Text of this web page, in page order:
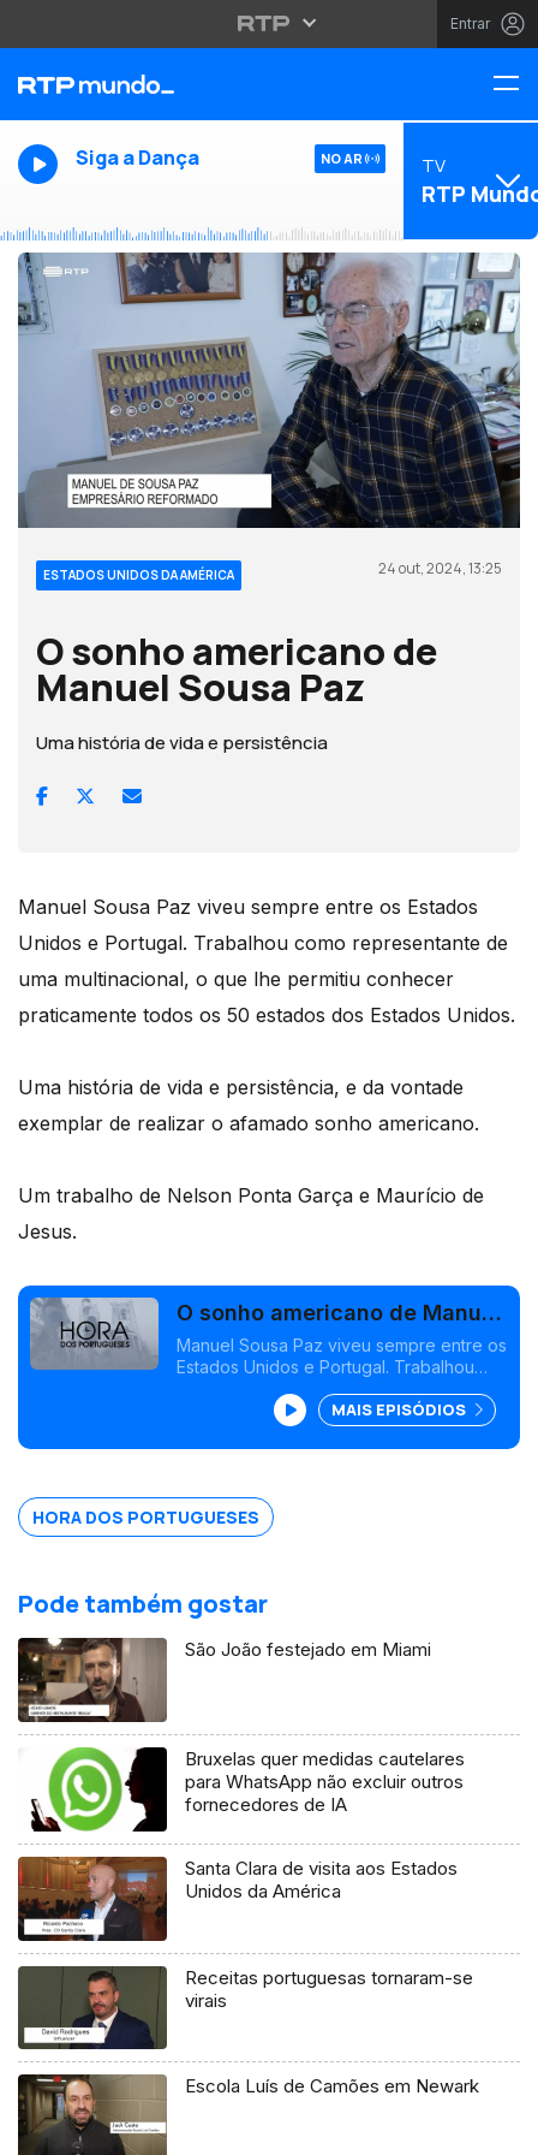
Entrar
Siga a Dança NO AR TV
RTP
ESTADOS UNIDOS DA AMÉRICA 24 out, 2024, 13:25
O sonho americano de
Manuel Sousa Paz
Uma história de vida e persistência
Manuel Sousa Paz viveu sempre entre os Estados
Unidos e Portugal. Trabalhou como representante de
uma multinacional, o que lhe permitiu conhecer
praticamente todos os 50 estados dos Estados Unidos.
Uma história de vida e persistência, e da vontade
exemplar de realizar o afamado sonho americano.
Um trabalho de Nelson Ponta Garça e Maurício de
Jesus.
O sonho americano de Manuel
Sousa Paz
Manuel Sousa Paz viveu sempre entre os
Estados Unidos e Portugal. Trabalhou
multinacional, o que lhe permitiu
conhecer praticamente todos os 50
estados dos Estados Unidos.
MAIS EPISÓDIOS
HORA DOS PORTUGUESES
Pode também gostar
São João festejado em Miami
Bruxelas quer medidas cautelares
para WhatsApp não excluir outros
fornecedores de IA
Santa Clara de visita aos Estados
Unidos da América
Receitas portuguesas tornaram-se
virais
Escola Luís de Camões em Newark